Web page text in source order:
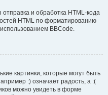
и обработка HTML-кода
HTML по форматированию
BBCode.
картинки, которые могут быть
:) означает радость, а :(
можно увидеть в форме